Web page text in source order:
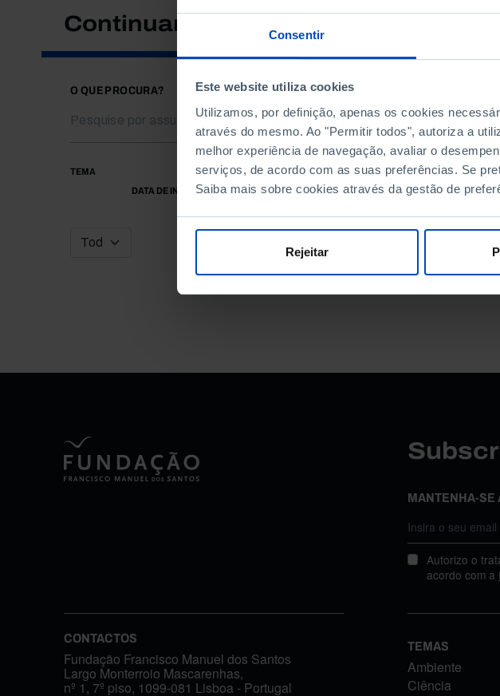
Consentir
Este website utiliza cookies
Utilizamos, por definição, apenas os cookies
através do mesmo. Ao "Permitir todos", autoriza a
melhor experiência de navegação, avaliar o
serviços, de acordo com as suas preferências. Se
Saiba mais sobre cookies através da gestão de
Rejeitar
Continuar a pesquisar
O QUE PROCURA?
TEMA
DATA DE INÍCIO
DATA DE FIM
MANTENHA-SE
Autorizo o
acordo com a
CONTACTOS
Fundação Francisco Manuel dos Santos
Largo Monterroio Mascarenhas,
nº 1, 7º piso, 1099-081 Lisboa - Portugal
TEMAS
Ambiente
Ciência